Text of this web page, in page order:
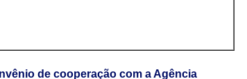
de cooperação com a Agência